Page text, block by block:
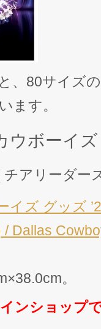
、80サイズ
ます。
ウボーイ
アリーダー
イズ グッズ
/ Dallas
。
ンショップ